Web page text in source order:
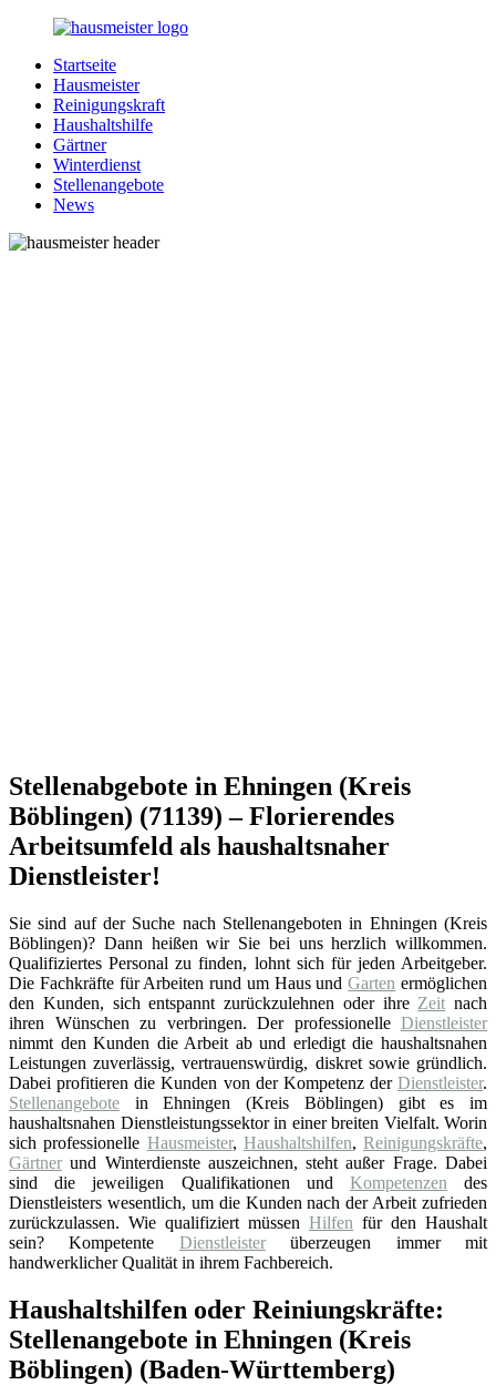
Zurück
Inhalt
Hausmeister.de
Alles
rund
Ihren
Haushalt
Startseite
Hausmeister
Reinigungskraft
Haushaltshilfe
Gärtner
Winterdienst
Stellenangebote
News
Stellenabgebote in Ehningen (Kreis
Böblingen) (71139) – Florierendes
Arbeitsumfeld als haushaltsnaher
Dienstleister!
Sie sind auf der Suche nach Stellenangeboten in Ehningen (Kreis
Böblingen)? Dann heißen wir Sie bei uns herzlich willkommen.
Qualifiziertes Personal zu finden, lohnt sich für jeden Arbeitgeber.
Die Fachkräfte für Arbeiten rund um Haus undGarten ermöglichen
den Kunden, sich entspannt zurückzulehnen oder ihre Zeit nach
ihren Wünschen zu verbringen. Der professionelle Dienstleister
nimmt den Kunden die Arbeit ab und erledigt die haushaltsnahen
Leistungen zuverlässig, vertrauenswürdig, diskret sowie gründlich.
Dabei profitieren die Kunden von der Kompetenz der Dienstleister.
Stellenangebote in Ehningen (Kreis Böblingen) gibt es im
haushaltsnahen Dienstleistungssektor in einer breiten Vielfalt. Worin
sich professionelle Hausmeister, Haushaltshilfen, Reinigungskräfte,
Gärtner und Winterdienste auszeichnen, steht außer Frage. Dabei
sind die jeweiligen Qualifikationen und Kompetenzen des
Dienstleisters wesentlich, um die Kunden nach der Arbeit zufrieden
zurückzulassen. Wie qualifiziert müssen Hilfen für den Haushalt
sein? Kompetente Dienstleisterüberzeugen immer mit
handwerklicher Qualität in ihrem Fachbereich.
Haushaltshilfen oder Reiniungskräfte:
Stellenangebote in Ehningen (Kreis
Böblingen) (Baden-Württemberg)